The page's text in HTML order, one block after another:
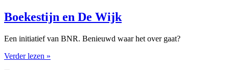
Boekestijn en De Wijk
Een initiatief van BNR. Benieuwd waar het over gaat?
Verder lezen »